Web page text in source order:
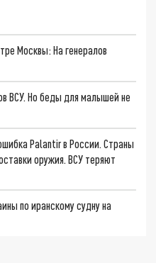
Москвы: На генералов
ВСУ. Но беды для малышей не
Palantir в России. Страны
оружия. ВСУ теряют
по иранскому судну на